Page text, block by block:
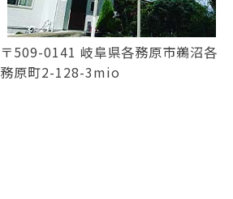
〒509-0141 岐阜県各務原市鵜沼各
務原町2-128-3mio